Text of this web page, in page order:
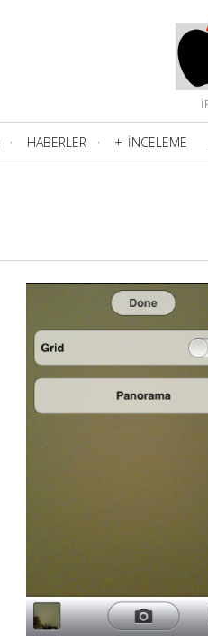
HABERLER İNCELEME
DAHA FAZLA BILGI.